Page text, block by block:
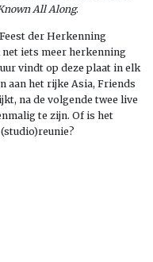
All Along.
der Herkenning
iets meer herkenning
vindt op deze plaat in elk
aan het rijke Asia, Friends
na de volgende twee live
te zijn. Of is het